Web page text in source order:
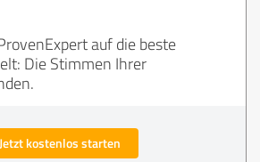
auf die beste
Die Stimmen Ihrer
Jetzt kostenlos starten